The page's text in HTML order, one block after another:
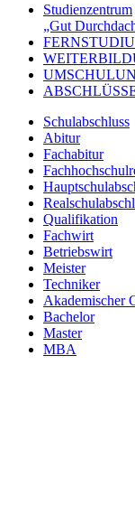
Studienzentrum
„Gut
Schulabschluss
Abitur
Fachabitur
Qualifikation
Fachwirt
Betriebswirt
Meister
Techniker
Akademischer
Bachelor
Master
MBA